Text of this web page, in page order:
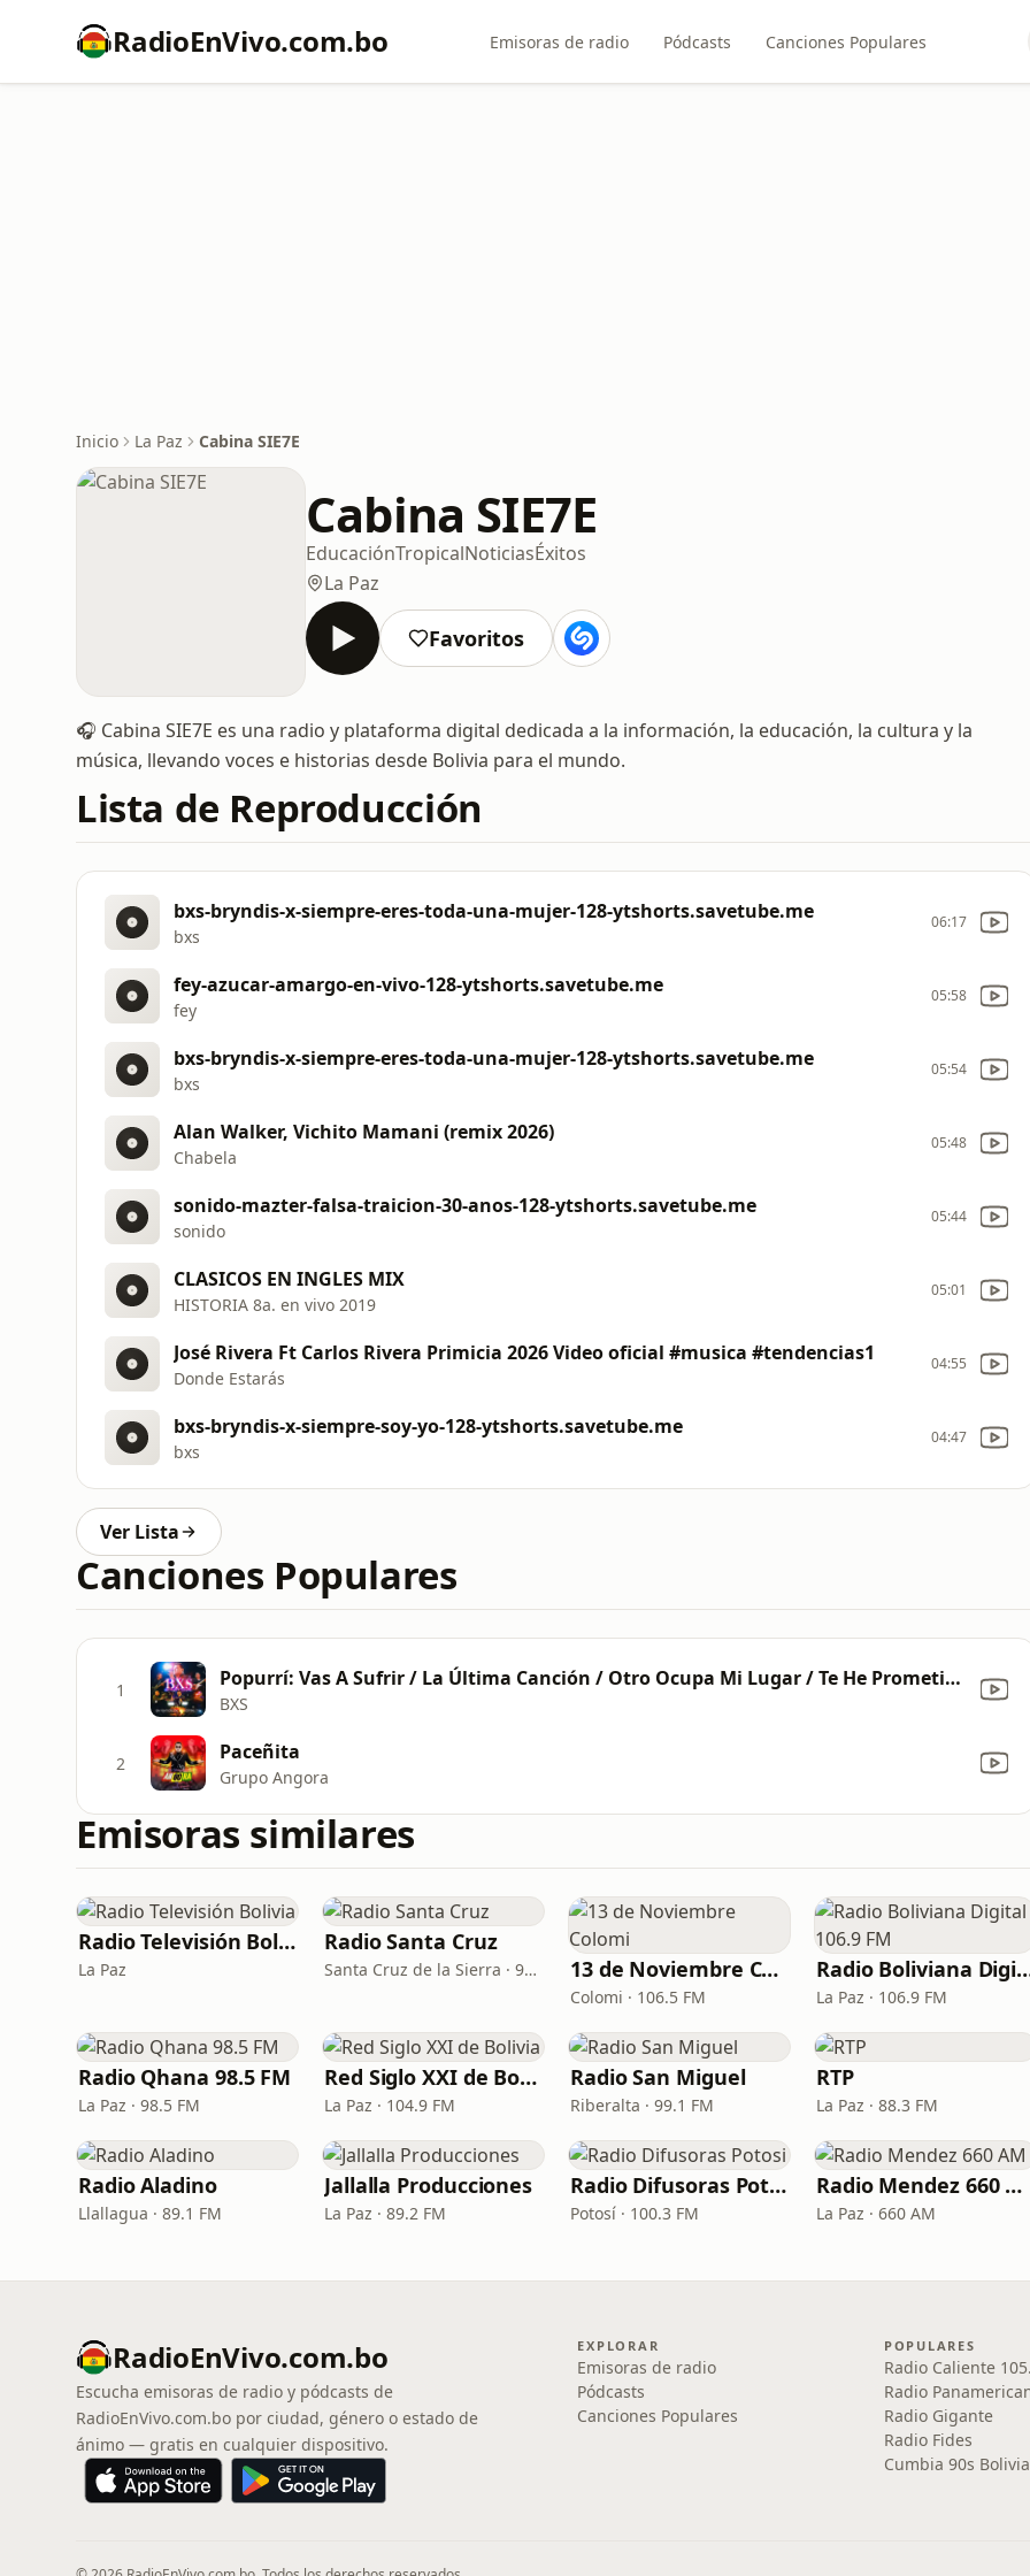
RadioEnVivo.com.bo Emisoras de radio Pódcasts Canciones Populares
Inicio La Paz Cabina SIE7E
Cabina SIE7E
EducaciónTropicalNoticiasÉxitos
La Paz
Favoritos
🎧 Cabina SIE7E es una radio y plataforma digital dedicada a la información, la educación, la cultura y la
música, llevando voces e historias desde Bolivia para el mundo.
Lista de Reproducción
bxs-bryndis-x-siempre-eres-toda-una-mujer-128-ytshorts.savetube.me
bxs
06:17
fey-azucar-amargo-en-vivo-128-ytshorts.savetube.me
fey
05:58
bxs-bryndis-x-siempre-eres-toda-una-mujer-128-ytshorts.savetube.me
bxs
05:54
Alan Walker, Vichito Mamani (remix 2026)
Chabela
05:48
sonido-mazter-falsa-traicion-30-anos-128-ytshorts.savetube.me
sonido
05:44
CLASICOS EN INGLES MIX
HISTORIA 8a. en vivo 2019
05:01
José Rivera Ft Carlos Rivera Primicia 2026 Video oficial #musica #tendencias1
Donde Estarás
04:55
bxs-bryndis-x-siempre-soy-yo-128-ytshorts.savetube.me
bxs
04:47
Ver Lista
Canciones Populares
1 Popurrí: Vas A Sufrir / La Última Canción / Otro Ocupa Mi Lugar / Te He Prometido / Pero Tú No Estas (En Vivo)
BXS
2 Paceñita
Grupo Angora
Emisoras similares
Radio Televisión Bolivia
La Paz
Radio Santa Cruz
Santa Cruz de la Sierra · 92.2 FM, 960 AM 13 de Noviembre Colomi
Colomi · 106.5 FM
Radio Boliviana
La Paz · 106.9 FM
Radio Qhana 98.5 FM
La Paz · 98.5 FM
Red Siglo XXI de Bolivia
La Paz · 104.9 FM
Radio San Miguel
Riberalta · 99.1 FM
RTP
La Paz · 88.3 FM
Radio Aladino
Llallagua · 89.1 FM
Jallalla Producciones
La Paz · 89.2 FM
Radio Difusoras Potosi
Potosí · 100.3 FM
Radio Mendez 660 AM
La Paz · 660 AM
RadioEnVivo.com.bo
Escucha emisoras de radio y pódcasts de
RadioEnVivo.com.bo por ciudad, género o estado de
ánimo — gratis en cualquier dispositivo.
EXPLORAR
Emisoras de radio
Pódcasts
Canciones Populares
POPULARES
Radio Caliente
Radio
Radio Gigante
Radio Fides
Cumbia 90s Bolivia